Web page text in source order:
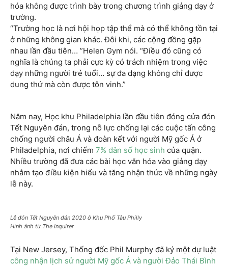
hóa không được trình bày trong chương trình giảng dạy ở
trường.
“Trường học là nơi hội họp tập thể mà có thể không tồn tại
ở những không gian khác. Đôi khi, các cộng đồng gặp
nhau lần đầu tiên… ”Helen Gym nói. “Điều đó cũng có
nghĩa là chúng ta phải cực kỳ có trách nhiệm trong việc
dạy những người trẻ tuổi… sự đa dạng không chỉ được
dung thứ mà còn được tôn vinh.”
Năm nay, Học khu Philadelphia lần đầu tiên đóng cửa đón
Tết Nguyên đán, trong nỗ lực chống lại các cuộc tấn công
chống người châu Á và đoàn kết với người Mỹ gốc Á ở
Philadelphia, nơi chiếm 7% dân số học sinh của quận.
Nhiều trường đã đưa các bài học văn hóa vào giảng dạy
nhằm tạo điều kiện hiểu và tăng nhận thức về những ngày
lễ này.
Lễ đón Tết Nguyên đán 2020 ở Khu Phố Tàu Philly
Hình ảnh từ The Inquirer
Tại New Jersey, Thống đốc Phil Murphy đã ký một dự luật
công nhận lịch sử người Mỹ gốc Á và người Đảo Thái Bình